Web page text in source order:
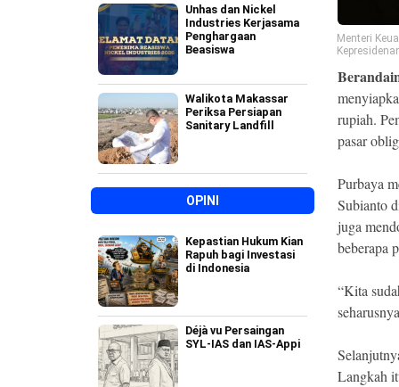
Unhas dan Nickel
Industries Kerjasama
Penghargaan
Beasiswa
Walikota Makassar
Periksa Persiapan
Sanitary Landfill
OPINI
Kepastian Hukum Kian
Rapuh bagi Investasi
di Indonesia
Déjà vu Persaingan
SYL-IAS dan IAS-Appi
Menteri
rupiah.
pasar
Purbaya
Subianto
juga
beberapa
“Kita
Langkah